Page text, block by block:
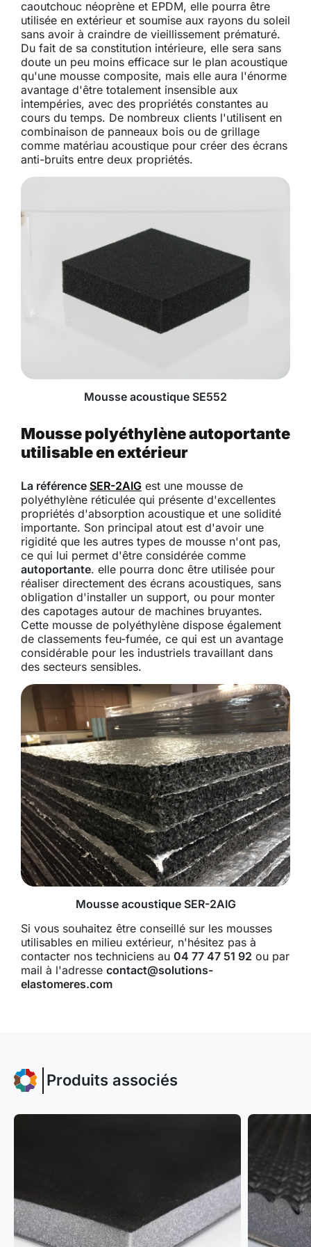
caoutchouc néoprène et EPDM, elle pourra être
utilisée en extérieur et soumise aux rayons du soleil
sans avoir à craindre de vieillissement prématuré.
Du fait de sa constitution intérieure, elle sera sans
doute un peu moins efficace sur le plan acoustique
qu'une mousse composite, mais elle aura l'énorme
avantage d'être totalement insensible aux
intempéries, avec des propriétés constantes au
cours du temps. De nombreux clients l'utilisent en
combinaison de panneaux bois ou de grillage
comme matériau acoustique pour créer des écrans
anti-bruits entre deux propriétés.
Mousse acoustique SE552
Mousse polyéthylène autoportante
utilisable en extérieur
La référence SER-2AIG est une mousse de
polyéthylène réticulée qui présente d'excellentes
propriétés d'absorption acoustique et une solidité
importante. Son principal atout est d'avoir une
rigidité que les autres types de mousse n'ont pas,
ce qui lui permet d'être considérée comme
autoportante. elle pourra donc être utilisée pour
réaliser directement des écrans acoustiques, sans
obligation d'installer un support, ou pour monter
des capotages autour de machines bruyantes.
Cette mousse de polyéthylène dispose également
de classements feu-fumée, ce qui est un avantage
considérable pour les industriels travaillant dans
des secteurs sensibles.
Mousse acoustique SER-2AIG
Si vous souhaitez être conseillé sur les mousses
utilisables en milieu extérieur, n'hésitez pas à
contacter nos techniciens au 04 77 47 51 92 ou par
mail à l'adresse contact@solutions-
elastomeres.com
Produits associés